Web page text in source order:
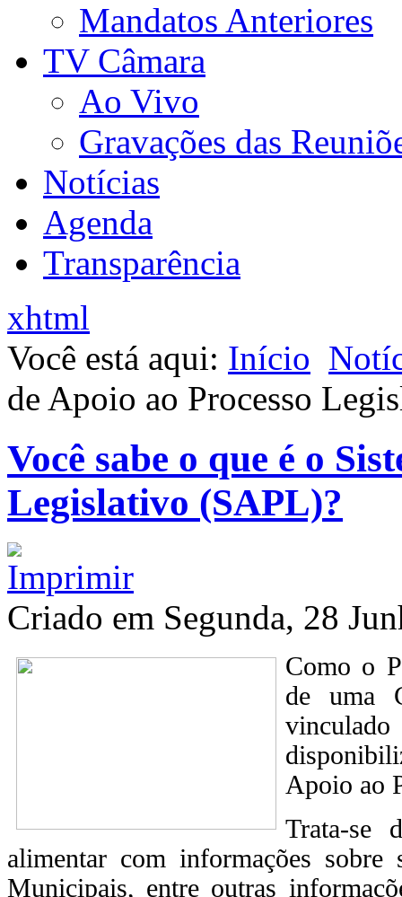
Mandatos Anteriores
TV Câmara
Ao Vivo
Gravações das
Notícias
Agenda
Transparência
xhtml
Você está aqui: Início
de Apoio ao Processo
Você sabe o que é o
Legislativo (SAPL)?
Criado em Segunda, 28
Como o
de uma
Apoio ao
Trata-se
alimentar com informações
Municipais, entre outras